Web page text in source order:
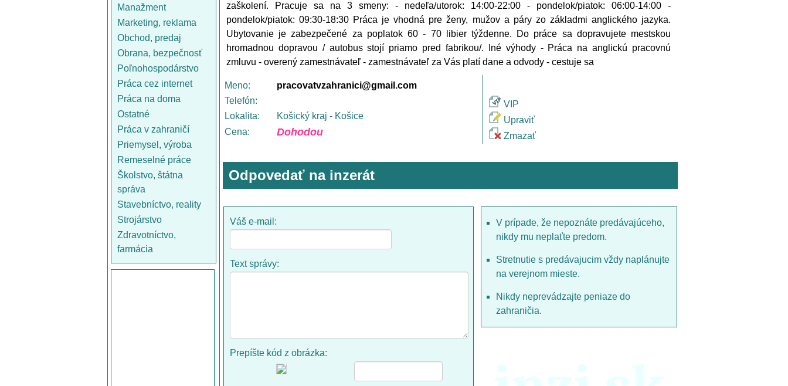
Manažment
Marketing, reklama
Obchod, predaj
Obrana, bezpečnosť
Poľnohospodárstvo
Práca cez internet
Práca na doma
Ostatné
Práca v zahraničí
Priemysel, výroba
Remeselné práce
Školstvo, štátna
správa
Stavebníctvo, reality
Strojárstvo
Zdravotníctvo,
farmácia
zaškolení. Pracuje sa na 3 smeny: - nedeľa/utorok: 14:00-22:00 - pondelok/piatok: 06:00-14:00 -
pondelok/piatok: 09:30-18:30 Práca je vhodná pre ženy, mužov a páry zo základmi anglického jazyka.
Ubytovanie je zabezpečené za poplatok 60 - 70 libier týždenne. Do práce sa dopravujete mestskou
hromadnou dopravou / autobus stojí priamo pred fabrikou/. Iné výhody - Práca na anglickú pracovnú
zmluvu - overený zamestnávateľ - zamestnávateľ za Vás platí dane a odvody - cestuje sa
Meno:
pracovatvzahranici@gmail.com
Telefón:
Lokalita:
Košický kraj - Košice
Cena:
Dohodou
VIP
Upraviť
Zmazať
Odpovedať na inzerát
Váš e-mail:
Text správy:
Prepíšte kód z obrázka:
V prípade, že nepoznáte predávajúceho,
nikdy mu neplaťte predom.
Stretnutie s predávajucim vždy naplánujte
na verejnom mieste.
Nikdy neprevádzajte peniaze do
zahraničia.